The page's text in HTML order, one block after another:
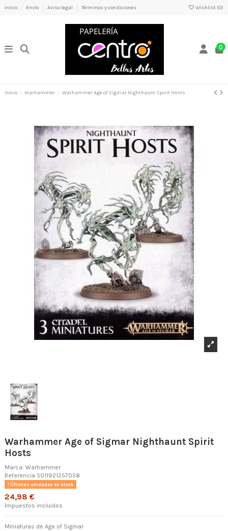
Inicio Envío Aviso legal Términos y condiciones Wishlist (0)
0
Inicio Warhammer Warhammer Age of Sigmar Nighthaunt Spirit Hosts
Warhammer Age of Sigmar Nighthaunt Spirit
Hosts
Marca: Warhammer
Referencia 5011921257058
Últimas unidades en stock
24,98 €
Impuestos incluidos
Miniaturas de Age of Sigmar